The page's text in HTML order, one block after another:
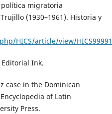
política migratoria
(1930–1961). Historia y
HICS/article/view/
Editorial Ink.
case in the Dominican
of Latin
Press.